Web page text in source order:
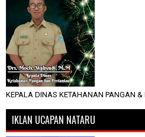
KEPALA DINAS KETAHANAN PANGAN
IKLAN UCAPAN NATARU